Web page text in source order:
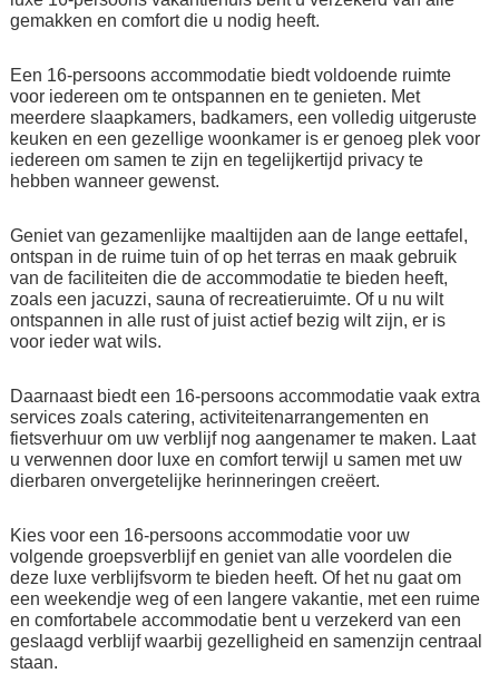
gemakken en comfort die u nodig heeft.
Een 16-persoons accommodatie biedt voldoende ruimte
voor iedereen om te ontspannen en te genieten. Met
meerdere slaapkamers, badkamers, een volledig uitgeruste
keuken en een gezellige woonkamer is er genoeg plek voor
iedereen om samen te zijn en tegelijkertijd privacy te
hebben wanneer gewenst.
Geniet van gezamenlijke maaltijden aan de lange eettafel,
ontspan in de ruime tuin of op het terras en maak gebruik
van de faciliteiten die de accommodatie te bieden heeft,
zoals een jacuzzi, sauna of recreatieruimte. Of u nu wilt
ontspannen in alle rust of juist actief bezig wilt zijn, er is
voor ieder wat wils.
Daarnaast biedt een 16-persoons accommodatie vaak extra
services zoals catering, activiteitenarrangementen en
fietsverhuur om uw verblijf nog aangenamer te maken. Laat
u verwennen door luxe en comfort terwijl u samen met uw
dierbaren onvergetelijke herinneringen creëert.
Kies voor een 16-persoons accommodatie voor uw
volgende groepsverblijf en geniet van alle voordelen die
deze luxe verblijfsvorm te bieden heeft. Of het nu gaat om
een weekendje weg of een langere vakantie, met een ruime
en comfortabele accommodatie bent u verzekerd van een
geslaagd verblijf waarbij gezelligheid en samenzijn centraal
staan.